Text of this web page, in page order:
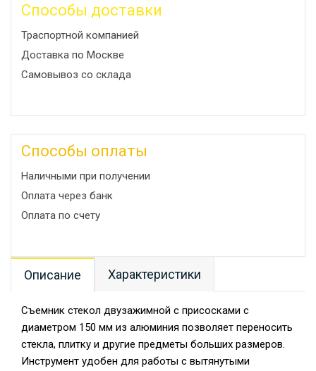
Способы доставки
Траспортной компанией
Доставка по Москве
Самовывоз со склада
Способы оплаты
Наличными при получении
Оплата через банк
Оплата по счету
Описание Характеристики
Съемник стекол двузажимной с присосками с
диаметром 150 мм из алюминия позволяет переносить
стекла, плитку и другие предметы больших размеров.
Инструмент удобен для работы с вытянутыми